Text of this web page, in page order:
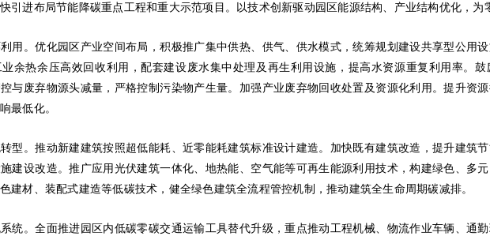
引进布局节能降碳重点工程和重大示范项目。以技术创新驱动园区能源结构、产业结构优化，为
利用。优化园区产业空间布局，积极推广集中供热、供气、供水模式，统筹规划建设共享型公用
余热余压高效回收利用，配套建设废水集中处理及再生利用设施，提高水资源重复利用率。
与废弃物源头减量，严格控制污染物产生量。加强产业废弃物回收处置及资源化利用。提升资
最低化。
转型。推动新建建筑按照超低能耗、近零能耗建筑标准设计建造。加快既有建筑改造，提升建筑
建设改造。推广应用光伏建筑一体化、地热能、空气能等可再生能源利用技术，构建绿色、多
建材、装配式建造等低碳技术，健全绿色建筑全流程管控机制，推动建筑全生命周期碳减排。
系统。全面推进园区内低碳零碳交通运输工具替代升级，重点推动工程机械、物流作业车辆、通